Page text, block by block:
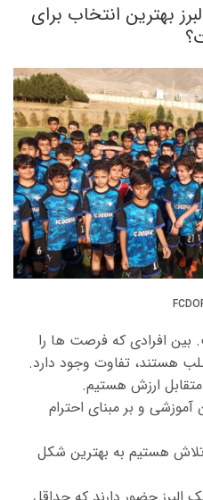
بهترین انتخاب برای
افرادی که فرصت ها را
هستند، تفاوت وجود دارد.
ارزش هستیم.
و بر مبنای احترام
هستیم به بهترین شکل